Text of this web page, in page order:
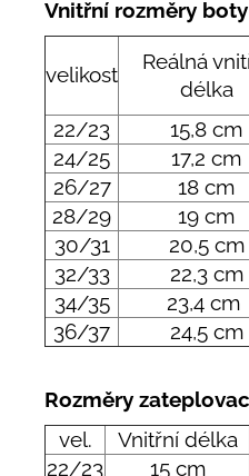
Vnitřní rozměry boty
velikost
Reálná
délka
22/23
15,8 cm
24/25
17,2 cm
26/27
18 cm
28/29
19 cm
30/31
20,5 cm
32/33
22,3 cm
34/35
23,4 cm
36/37
24,5 cm
Rozměry
vel.
Vnitřní délka
22/23
15 cm